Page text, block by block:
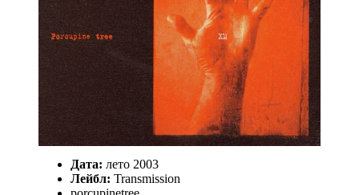
Дата: лето 2003
Лейбл: Transmission